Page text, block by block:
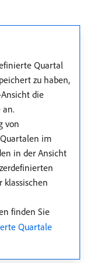
Quartal
zu haben,
die
an.
von
im
in der Ansicht
klassischen
finden Sie
Quartale